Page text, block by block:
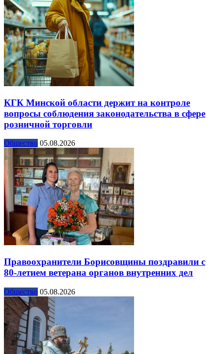
КГК Минской области держит на контроле
вопросы соблюдения законодательства в сфере
розничной торговли
Общество 05.08.2026
Правоохранители Борисовщины поздравили с
80-летием ветерана органов внутренних дел
Общество 05.08.2026